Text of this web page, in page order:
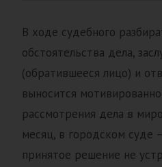
В ходе судебного
обстоятельства дела,
(обратившееся лицо) и
выносится
рассмотрения дела в
месяц, в городском суде
принятое решение не